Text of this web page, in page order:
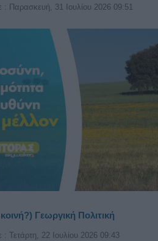
: Παρασκευή, 31 Ιουλίου 2026 09:51
Γεωργική Πολιτική
: Τετάρτη, 22 Ιουλίου 2026 09:43